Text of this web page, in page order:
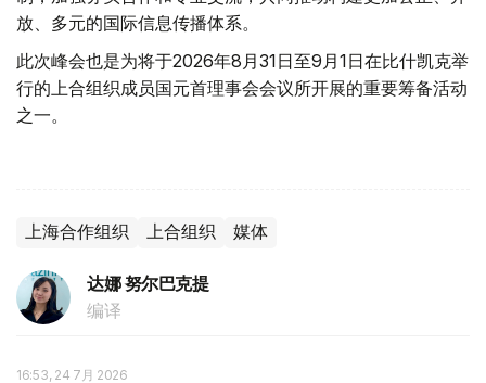
放、多元的国际信息传播体系。
此次峰会也是为将于2026年8月31日至9月1日在比什凯克举
行的上合组织成员国元首理事会会议所开展的重要筹备活动
之一。
上海合作组织 上合组织 媒体
达娜 努尔巴克提
编译
16:53, 24 7月 2026